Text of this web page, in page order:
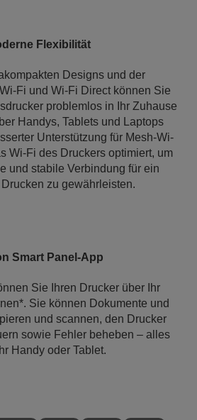
Flexibilität
Designs und der
Fi und Wi-Fi Direct können Sie
problemlos in Ihr Zuhause
Handys, Tablets und Laptops
Unterstützung für Mesh-Wi-
Wi-Fi des Druckers optimiert, um
und stabile Verbindung für ein
zu gewährleisten.
Smart Panel-App
Sie Ihren Drucker über Ihr
Sie können Dokumente und
und scannen, den Drucker
sowie Fehler beheben – alles
Handy oder Tablet.